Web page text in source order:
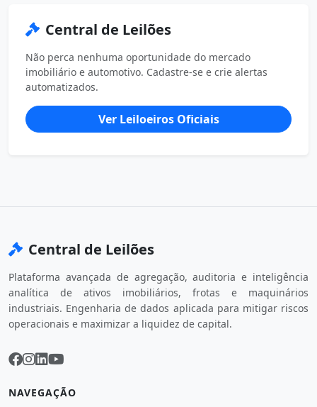
Central de Leilões
Não perca nenhuma oportunidade do mercado
imobiliário e automotivo. Cadastre-se e crie alertas
automatizados.
Ver Leiloeiros Oficiais
Central de Leilões
Plataforma avançada de agregação, auditoria e inteligência
analítica de ativos imobiliários, frotas e maquinários
industriais. Engenharia de dados aplicada para mitigar riscos
operacionais e maximizar a liquidez de capital.
NAVEGAÇÃO